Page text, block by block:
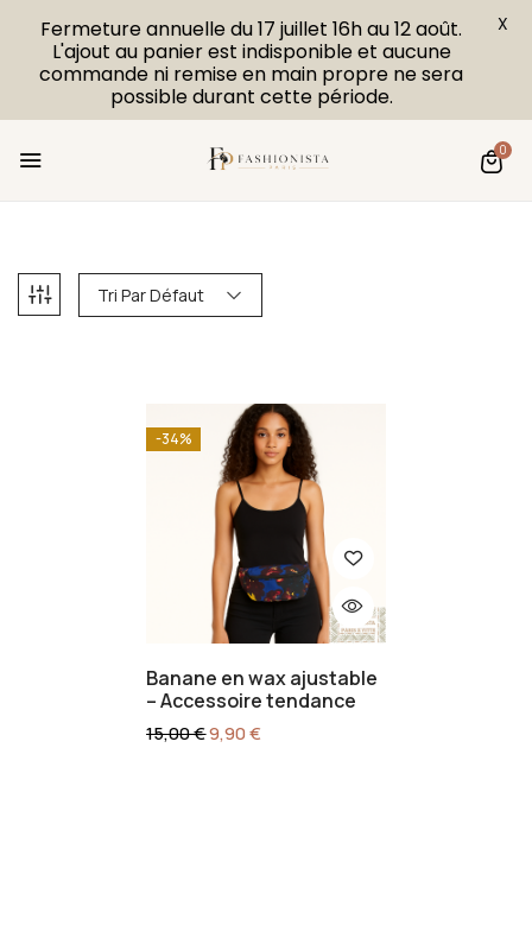
0
Tri Par Défaut
-34%
Banane en wax ajustable
– Accessoire tendance
15,00€9,90€
Fermeture annuelle du 17 juillet 16h au 12 août.
L'ajout au panier est indisponible et aucune
commande ni remise en main propre ne sera
possible durant cette période.
X